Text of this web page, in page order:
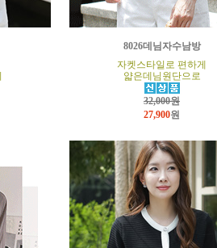
8026데님자수남방
자켓스타일로 편하게
얇은데님원단으로
32,000원
27,900원